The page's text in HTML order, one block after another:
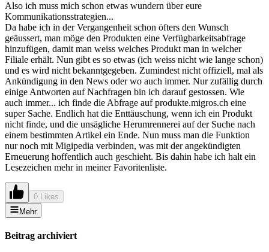
Also ich muss mich schon etwas wundern über eure
Kommunikationsstrategien...
Da habe ich in der Vergangenheit schon öfters den Wunsch
geäussert, man möge den Produkten eine Verfügbarkeitsabfrage
hinzufügen, damit man weiss welches Produkt man in welcher
Filiale erhält. Nun gibt es so etwas (ich weiss nicht wie lange schon)
und es wird nicht bekanntgegeben. Zumindest nicht offiziell, mal als
Ankündigung in den News oder wo auch immer. Nur zufällig durch
einige Antworten auf Nachfragen bin ich darauf gestossen. Wie
auch immer... ich finde die Abfrage auf produkte.migros.ch eine
super Sache. Endlich hat die Enttäuschung, wenn ich ein Produkt
nicht finde, und die unsägliche Herumrennerei auf der Suche nach
einem bestimmten Artikel ein Ende. Nun muss man die Funktion
nur noch mit Migipedia verbinden, was mit der angekündigten
Erneuerung hoffentlich auch geschieht. Bis dahin habe ich halt ein
Lesezeichen mehr in meiner Favoritenliste.
0 Likes
Mehr
Beitrag archiviert